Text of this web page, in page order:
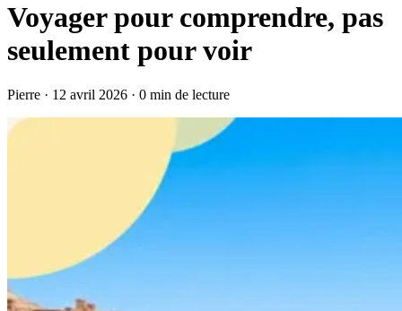
Voyager pour comprendre, pas
seulement pour voir
Pierre · 12 avril 2026 · 0 min de lecture